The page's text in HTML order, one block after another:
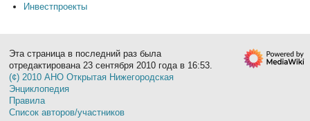
Инвестпроекты
Эта страница в последний раз была
отредактирована 23 сентября 2010 года в 16:53.
(¢) 2010 АНО Открытая Нижегородская
Энциклопедия
Правила
Список авторов/участников